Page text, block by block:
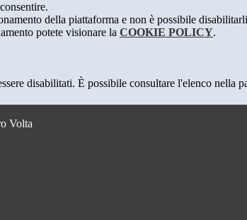
della piattaforma e non è possibile
potete visionare la COOKIE POLICY.
disabilitati. È possibile consultare l'elenco nella
Volta